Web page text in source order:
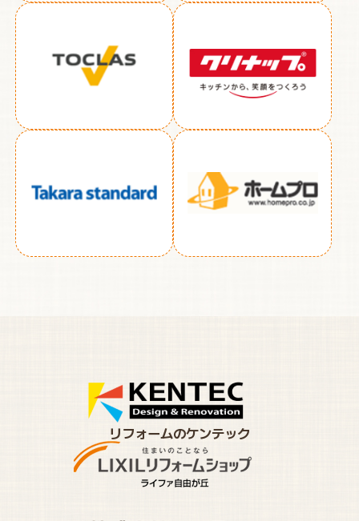
リフォームのケンテック